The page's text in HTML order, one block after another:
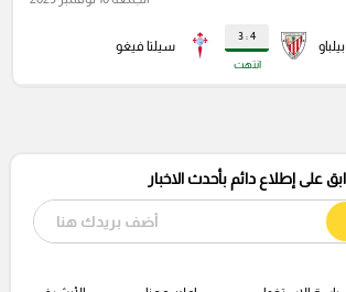
4 : 3
انتهت
سيلتا فيغو
ابق على إطلاع دائم بأحدث الاخبار